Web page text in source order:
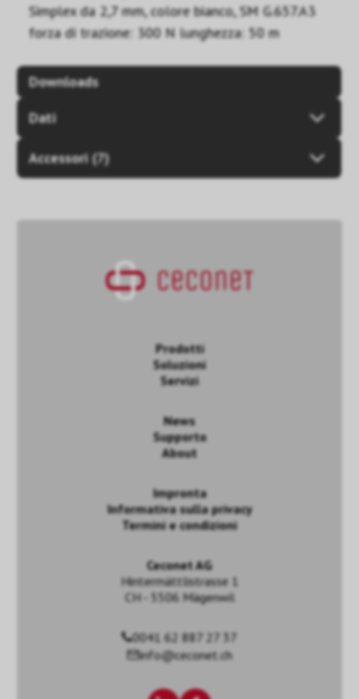
Simplex da 2,7 mm, colore bianco, SM G.657.A3
forza di trazione: 300 N lunghezza: 50 m
Downloads
Dati
Accessori (7)
Prodotti
Soluzioni
Servizi
News
Supporto
About
Impronta
Informativa sulla privacy
Termini e condizioni
Ceconet AG
Hintermättlistrasse 1
CH - 5506 Mägenwil
0041 62 887 27 37
info@ceconet.ch